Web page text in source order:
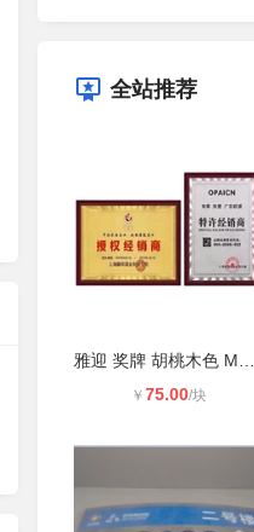
全站推荐
￥ 75.00/块